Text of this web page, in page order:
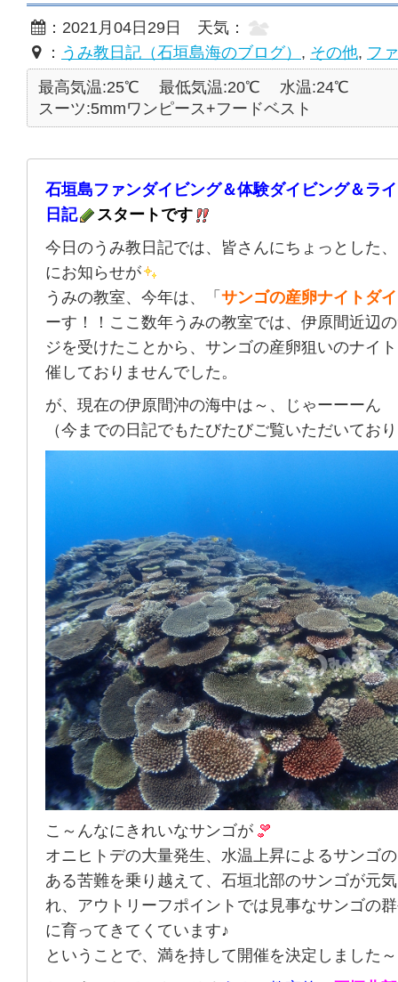
：2021月04日29日 天気：
： うみ教日記（石垣島海のブログ） , その他, フ
最高気温:25℃
最低気温:20℃
水温:24℃
スーツ:5mmワンピース+フードベスト
石垣島ファンダイビング＆体験ダイビング＆ラ
日記
スタートです
今日のうみ教日記では、皆さんにちょっとした
にお知らせが
うみの教室、今年は、「 サンゴの産卵ナイトダ
ーす！！ここ数年うみの教室では、伊原間近辺
ジを受けたことから、サンゴの産卵狙いのナイ
催しておりませんでした。
が、現在の伊原間沖の海中は～、じゃーーーん
（今までの日記でもたびたびご覧いただいてお
こ～んなにきれいなサンゴが
オニヒトデの大量発生、水温上昇によるサンゴ
ある苦難を乗り越えて、石垣北部のサンゴが元
れ、アウトリーフポイントでは見事なサンゴの
に育ってきてくています♪
ということで、満を持して開催を決定しました